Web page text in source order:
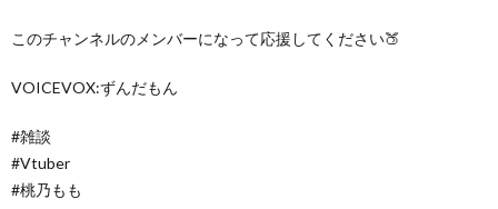
このチャンネルのメンバーになって応援してください🍑
VOICEVOX:ずんだもん
#雑談
#Vtuber
#桃乃もも